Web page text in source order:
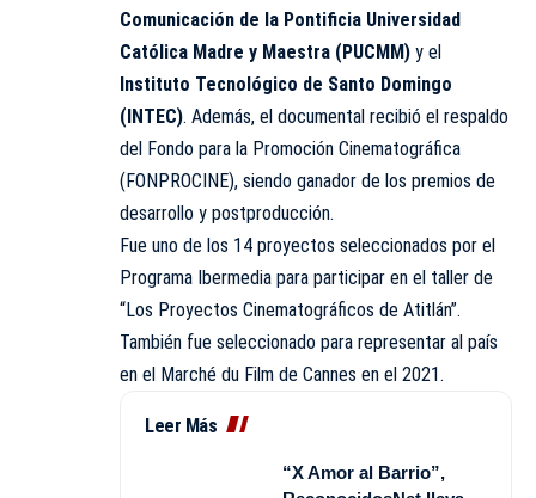
Comunicación de la Pontificia Universidad
Católica Madre y Maestra (PUCMM) y el
Instituto Tecnológico de Santo Domingo
(INTEC). Además, el documental recibió el respaldo
del Fondo para la Promoción Cinematográfica
(FONPROCINE), siendo ganador de los premios de
desarrollo y postproducción.
Fue uno de los 14 proyectos seleccionados por el
Programa Ibermedia para participar en el taller de
“Los Proyectos Cinematográficos de Atitlán”.
También fue seleccionado para representar al país
en el Marché du Film de Cannes en el 2021.
Leer Más
“X Amor al Barrio”,